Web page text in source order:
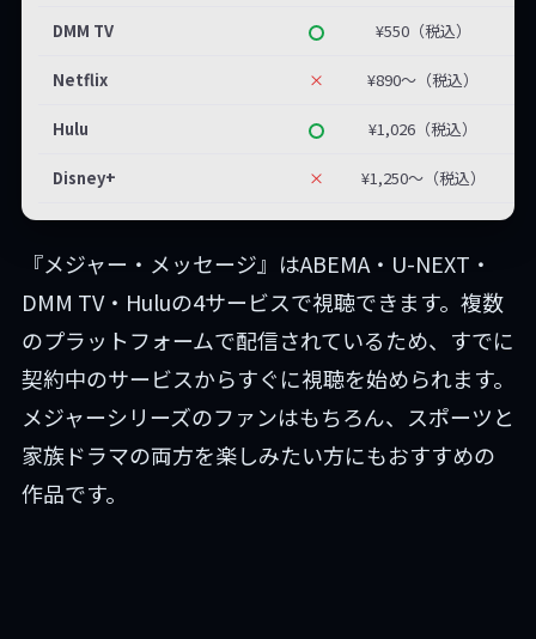
DMM TV ¥550（税込）
Netflix × ¥890〜（税込）
Hulu ¥1,026（税込）
Disney+ × ¥1,250〜（税込）
『メジャー・メッセージ』はABEMA・U-NEXT・
DMM TV・Huluの4サービスで視聴できます。複数
のプラットフォームで配信されているため、すでに
契約中のサービスからすぐに視聴を始められます。
メジャーシリーズのファンはもちろん、スポーツと
家族ドラマの両方を楽しみたい方にもおすすめの
作品です。